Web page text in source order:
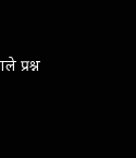
प्रश्न